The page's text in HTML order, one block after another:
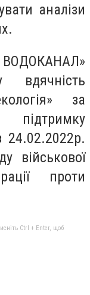
аналізи
за
24.02.2022р.
військової
проти
Ctrl + Enter, щоб